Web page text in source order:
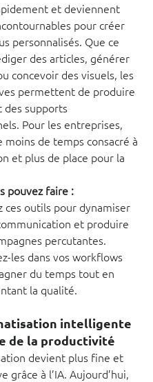
et deviennent
pour créer
personnalisés. Que ce
des articles, générer
concevoir des visuels, les
permettent de produire
des supports
Pour les entreprises,
moins de temps consacré à
et plus de place pour la
pouvez faire :
ces outils pour dynamiser
et produire
percutantes.
les dans vos workflows
du temps tout en
la qualité.
intelligente
de la productivité
devient plus fine et
grâce à l’IA. Aujourd’hui,